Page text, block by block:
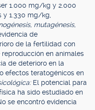
1.000 mg/kg y 2.000
1.330 mg/kg,
mutagénesis,
de
de la fertilidad con
reproducción en animales
de deterioro en la
efectos teratogénicos en
El potencial para
ha sido estudiado en
se encontró evidencia